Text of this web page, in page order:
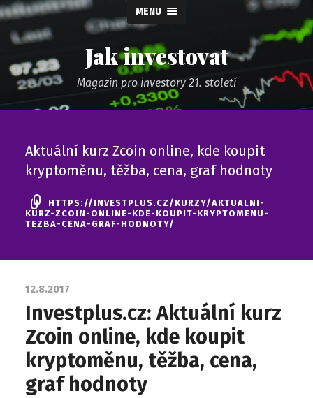
MENU
Jak investovat
Magazín pro investory 21. století
Aktuální kurz Zcoin online, kde koupit
kryptoměnu, těžba, cena, graf hodnoty
HTTPS://INVESTPLUS.CZ/KURZY/AKTUALNI-
KURZ-ZCOIN-ONLINE-KDE-KOUPIT-KRYPTOMENU-
TEZBA-CENA-GRAF-HODNOTY/
12.8.2017
Investplus.cz: Aktuální kurz
Zcoin online, kde koupit
kryptoměnu, těžba, cena,
graf hodnoty